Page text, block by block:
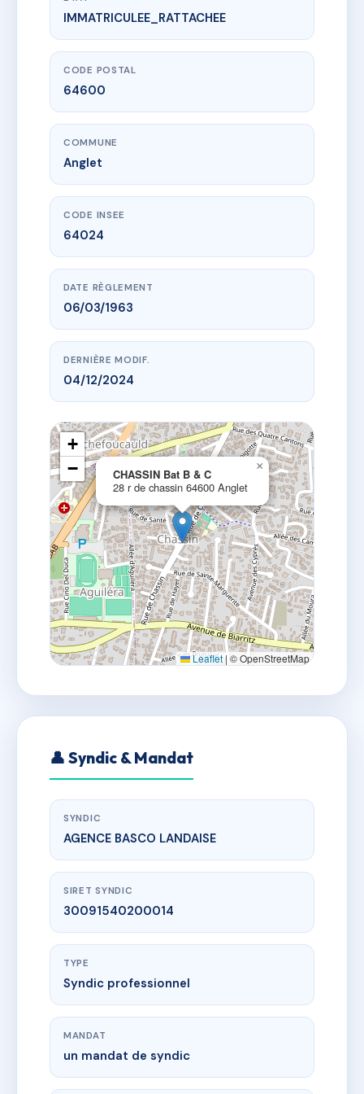
www.vme.plus/AB9702853
CHASSIN Bat B & C
28 r de chassin
IMMATRICULEE_RATTACHEE
CODE POSTAL
64600
COMMUNE
Anglet
CODE INSEE
64024
DATE RÈGLEMENT
06/03/1963
DERNIÈRE MODIF.
04/12/2024
CHASSIN Bat B & C
28 r de chassin 64600 Anglet
×
+
−
Leaflet | © OpenStreetMap
👤 Syndic & Mandat
SYNDIC
AGENCE BASCO LANDAISE
SIRET SYNDIC
30091540200014
TYPE
Syndic professionnel
MANDAT
un mandat de syndic